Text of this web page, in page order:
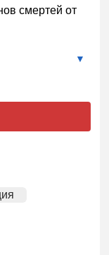
смертей от